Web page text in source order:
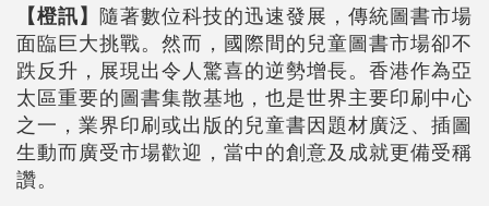
【橙訊】 隨著數位科技的迅速發展，傳統圖書市場
面臨巨大挑戰。然而，國際間的兒童圖書市場卻不
跌反升，展現出令人驚喜的逆勢增長。香港作為亞
太區重要的圖書集散基地，也是世界主要印刷中心
之一，業界印刷或出版的兒童書因題材廣泛、插圖
生動而廣受市場歡迎，當中的創意及成就更備受稱
讚。